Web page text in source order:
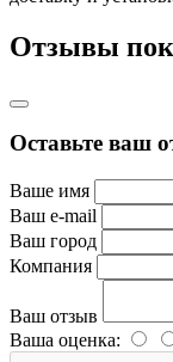
Отзывы
Оставьте ваш
Ваше имя
Ваш e-mail
Ваш город
Компания
Ваш отзыв
Ваша оценка: